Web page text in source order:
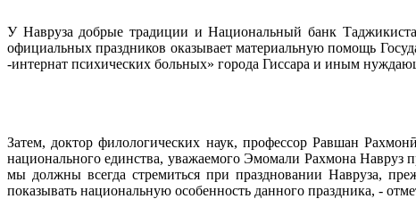
У Навруза добрые традиции и Национальный банк
официальных праздников оказывает материальную помощь
-интернат психических больных» города Гиссара и иным
Затем, доктор филологических наук, профессор Равшан
национального единства, уважаемого Эмомали Рахмона
мы должны всегда стремиться при праздновании Навруза,
показывать национальную особенность данного праздника, -